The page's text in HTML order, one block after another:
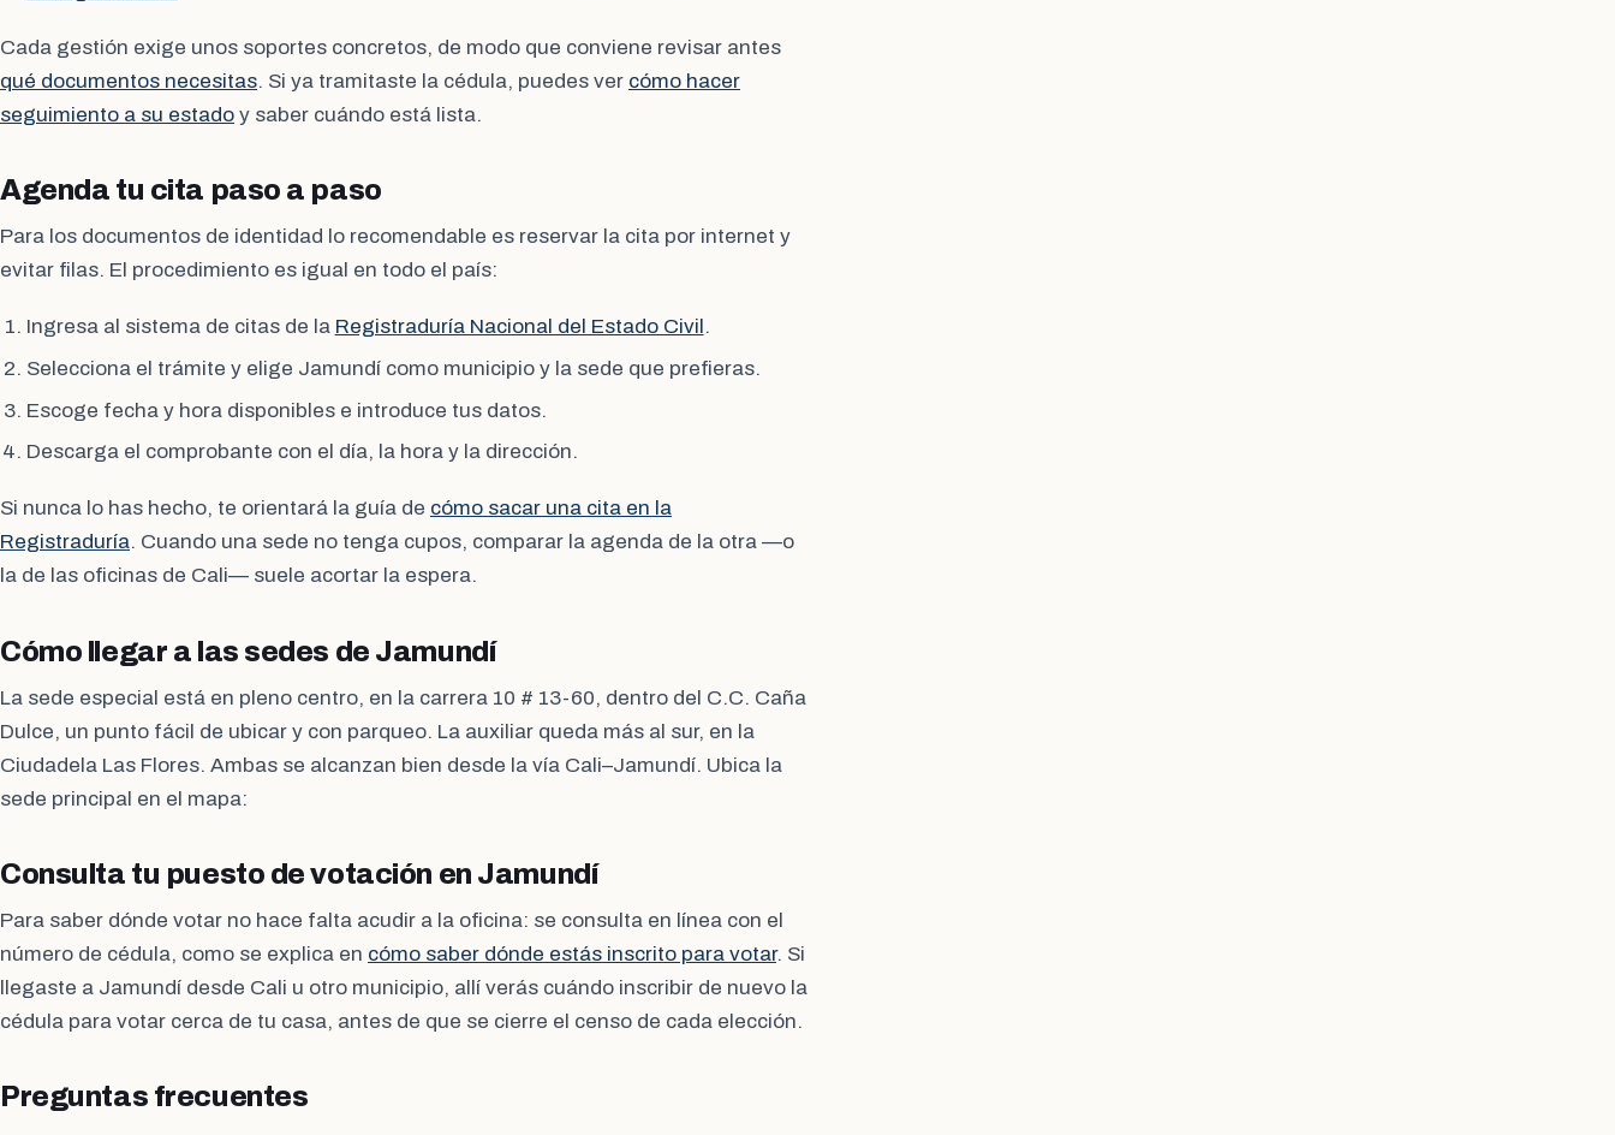
Cada gestión exige unos soportes concretos, de modo que conviene revisar antes
qué documentos necesitas. Si ya tramitaste la cédula, puedes ver cómo hacer
seguimiento a su estado y saber cuándo está lista.
Agenda tu cita paso a paso
Para los documentos de identidad lo recomendable es reservar la cita por internet y
evitar filas. El procedimiento es igual en todo el país:
Ingresa al sistema de citas de la Registraduría Nacional del Estado Civil.
Selecciona el trámite y elige Jamundí como municipio y la sede que prefieras.
Escoge fecha y hora disponibles e introduce tus datos.
Descarga el comprobante con el día, la hora y la dirección.
Si nunca lo has hecho, te orientará la guía de cómo sacar una cita en la
Registraduría. Cuando una sede no tenga cupos, comparar la agenda de la otra —o
la de las oficinas de Cali— suele acortar la espera.
Cómo llegar a las sedes de Jamundí
La sede especial está en pleno centro, en la carrera 10 # 13-60, dentro del C.C. Caña
Dulce, un punto fácil de ubicar y con parqueo. La auxiliar queda más al sur, en la
Ciudadela Las Flores. Ambas se alcanzan bien desde la vía Cali–Jamundí. Ubica la
sede principal en el mapa:
Consulta tu puesto de votación en Jamundí
Para saber dónde votar no hace falta acudir a la oficina: se consulta en línea con el
número de cédula, como se explica en cómo saber dónde estás inscrito para votar. Si
llegaste a Jamundí desde Cali u otro municipio, allí verás cuándo inscribir de nuevo la
cédula para votar cerca de tu casa, antes de que se cierre el censo de cada elección.
Preguntas frecuentes